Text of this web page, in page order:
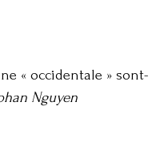
« occidentale » sont-
Nguyen